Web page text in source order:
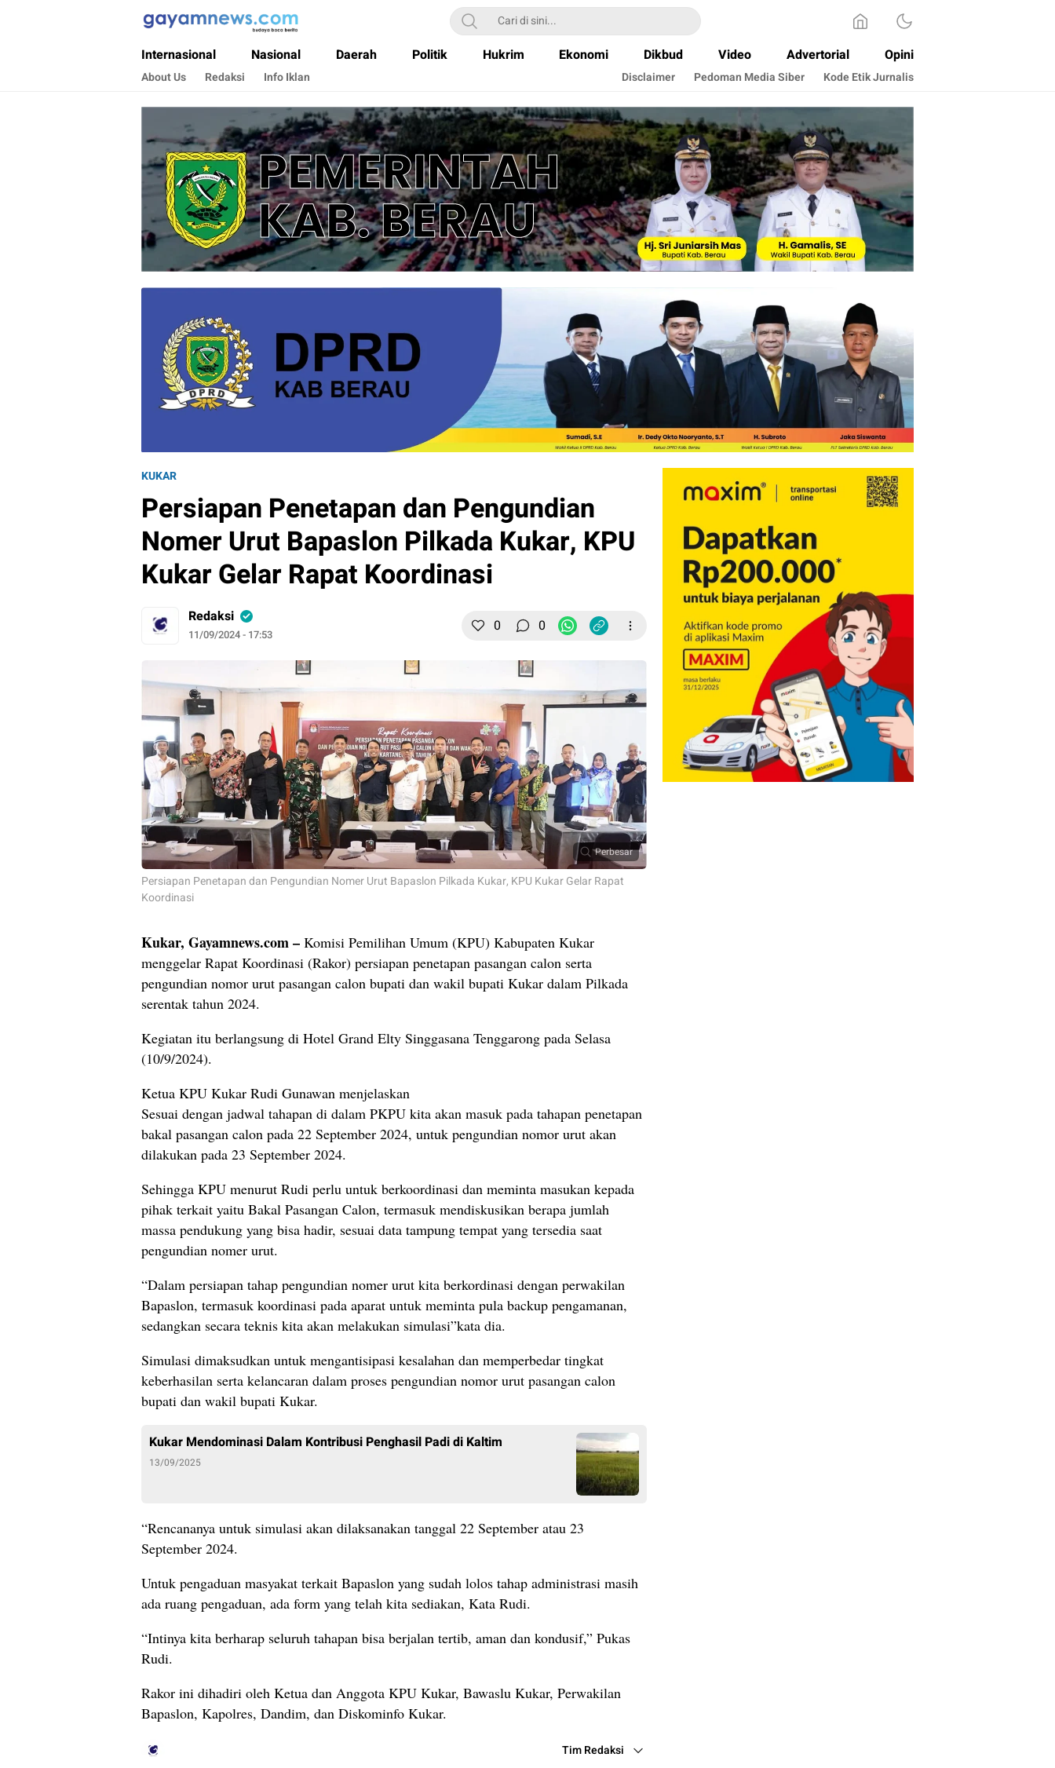
Gayamnews.com
Budaya Baca Berita
Internasional Nasional Daerah Politik Hukrim Ekonomi Dikbud Video Advertorial Opini
About Us Redaksi Info Iklan Disclaimer Pedoman Media Siber Kode Etik Jurnalis
KUKAR
Persiapan Penetapan dan Pengundian
Nomer Urut Bapaslon Pilkada Kukar, KPU
Kukar Gelar Rapat Koordinasi
Redaksi
11/09/2024 - 17:53 0 0
Perbesar
Persiapan Penetapan dan Pengundian Nomer Urut Bapaslon Pilkada Kukar, KPU Kukar Gelar Rapat
Koordinasi
Kukar, Gayamnews.com – Komisi Pemilihan Umum (KPU) Kabupaten Kukar
menggelar Rapat Koordinasi (Rakor) persiapan penetapan pasangan calon serta
pengundian nomor urut pasangan calon bupati dan wakil bupati Kukar dalam Pilkada
serentak tahun 2024.
Kegiatan itu berlangsung di Hotel Grand Elty Singgasana Tenggarong pada Selasa
(10/9/2024).
Ketua KPU Kukar Rudi Gunawan menjelaskan
Sesuai dengan jadwal tahapan di dalam PKPU kita akan masuk pada tahapan penetapan
bakal pasangan calon pada 22 September 2024, untuk pengundian nomor urut akan
dilakukan pada 23 September 2024.
Sehingga KPU menurut Rudi perlu untuk berkoordinasi dan meminta masukan kepada
pihak terkait yaitu Bakal Pasangan Calon, termasuk mendiskusikan berapa jumlah
massa pendukung yang bisa hadir, sesuai data tampung tempat yang tersedia saat
pengundian nomer urut.
“Dalam persiapan tahap pengundian nomer urut kita berkordinasi dengan perwakilan
Bapaslon, termasuk koordinasi pada aparat untuk meminta pula backup pengamanan,
sedangkan secara teknis kita akan melakukan simulasi”kata dia.
Simulasi dimaksudkan untuk mengantisipasi kesalahan dan memperbedar tingkat
keberhasilan serta kelancaran dalam proses pengundian nomor urut pasangan calon
bupati dan wakil bupati Kukar.
Kukar Mendominasi Dalam Kontribusi Penghasil Padi di Kaltim
13/09/2025
“Rencananya untuk simulasi akan dilaksanakan tanggal 22 September atau 23
September 2024.
Untuk pengaduan masyakat terkait Bapaslon yang sudah lolos tahap administrasi masih
ada ruang pengaduan, ada form yang telah kita sediakan, Kata Rudi.
“Intinya kita berharap seluruh tahapan bisa berjalan tertib, aman dan kondusif,” Pukas
Rudi.
Rakor ini dihadiri oleh Ketua dan Anggota KPU Kukar, Bawaslu Kukar, Perwakilan
Bapaslon, Kapolres, Dandim, dan Diskominfo Kukar.
Tim Redaksi